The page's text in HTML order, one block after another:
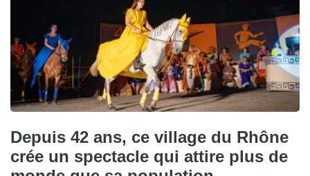
Depuis 42 ans, ce village du Rhône
crée un spectacle qui attire plus de